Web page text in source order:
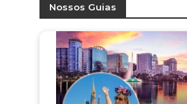
Nossos Guias